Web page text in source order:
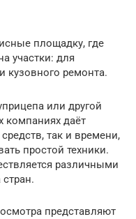
площадку, где
участки: для
кузовного ремонта.
или другой
компаниях даёт
так и времени,
простой техники.
различными
представляют